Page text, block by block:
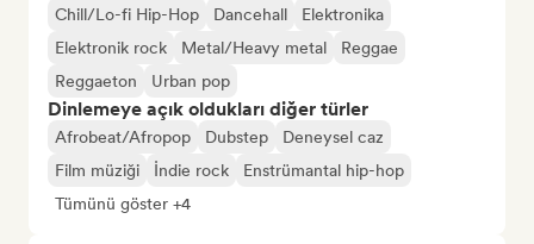
Chill/Lo-fi Hip-Hop Dancehall
Elektronika
Elektronik rock
Metal/Heavy metal
Reggae
Reggaeton
Urban pop
Dinlemeye açık oldukları diğer türler
Afrobeat/Afropop Dubstep
Deneysel caz
Film müziği
İndie rock
Enstrümantal hip-hop
Tümünü göster +4